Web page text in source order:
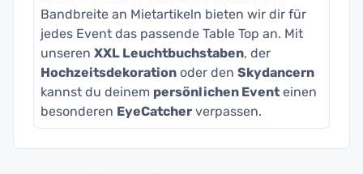
Bandbreite an Mietartikeln bieten wir dir für
jedes Event das passende Table Top an. Mit
unseren XXL Leuchtbuchstaben, der
Hochzeitsdekoration oder den Skydancern
kannst du deinem persönlichen Event einen
besonderen EyeCatcher verpassen.